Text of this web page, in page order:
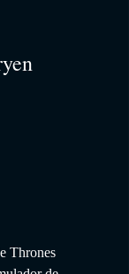
Thrones